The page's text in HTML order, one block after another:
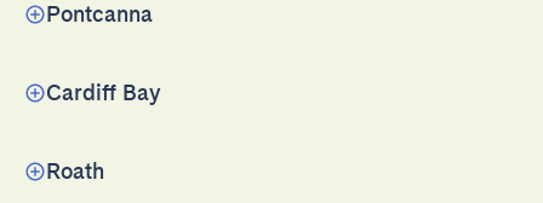
Pontcanna
Cardiff Bay
Roath